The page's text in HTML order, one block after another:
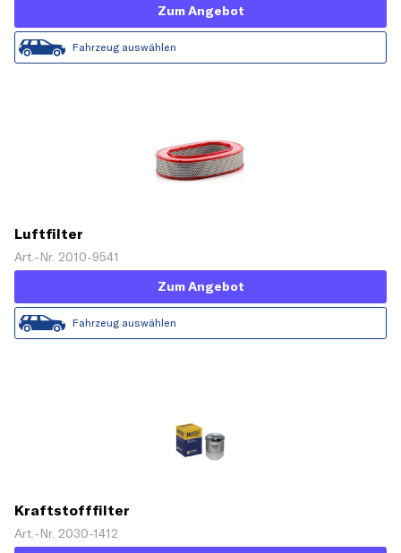
Zum Angebot
Fahrzeug auswählen
Luftfilter
Art.-Nr. 2010-9541
Zum Angebot
Fahrzeug auswählen
Kraftstofffilter
Art.-Nr. 2030-1412